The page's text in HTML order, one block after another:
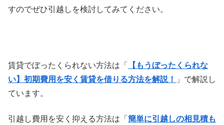
すのでぜひ引越しを検討してみてください。
賃貸でぼったくられない方法は「
【もうぼったくられな
い】初期費用を安く賃貸を借りる方法を解説！
」で解説し
ています。
引越し費用を安く抑える方法は「 簡単に引越しの相見積も